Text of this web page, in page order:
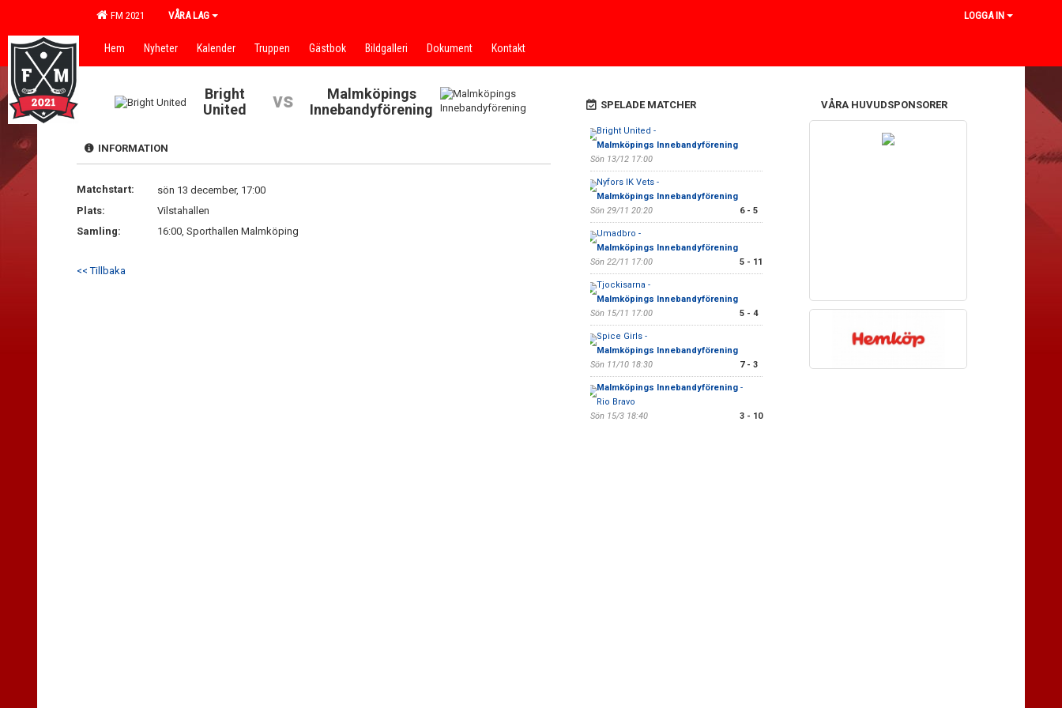
FM 2021 VÅRA LAG LOGGA IN
Hem Nyheter Kalender Truppen Gästbok Bildgalleri Dokument Kontakt
Bright
United
vs
Malmköpings
Innebandyförening
INFORMATION
Matchstart:
sön 13 december, 17:00
Plats:
Vilstahallen
Samling:
16:00, Sporthallen Malmköping
<< Tillbaka
SPELADE MATCHER
Bright United -
Malmköpings Innebandyförening
Sön 13/12 17:00
Nyfors IK Vets -
Malmköpings Innebandyförening
Sön 29/11 20:20
6 - 5
Umadbro -
Malmköpings Innebandyförening
Sön 22/11 17:00
5 - 11
Tjockisarna -
Malmköpings Innebandyförening
Sön 15/11 17:00
5 - 4
Spice Girls -
Malmköpings Innebandyförening
Sön 11/10 18:30
7 - 3
Malmköpings Innebandyförening-
Rio Bravo
Sön 15/3 18:40
3 - 10
VÅRA HUVUDSPONSORER